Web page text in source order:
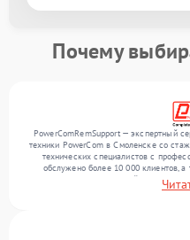
Почему
PowerComRemSupport — экспертный
техники PowerCom в Смоленске со
технических специалистов с
обслужено более 10 000 клиентов,
Ежемесячно в сервисный центр
выполняем ремонт различного уровня